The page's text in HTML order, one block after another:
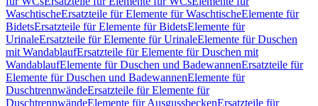
WaschtischeErsatzteile für Elemente für WaschtischeElemente für
BidetsErsatzteile für Elemente für BidetsElemente für
UrinaleErsatzteile für Elemente für UrinaleElemente für Duschen
mit WandablaufErsatzteile für Elemente für Duschen mit
WandablaufElemente für Duschen und BadewannenErsatzteile für
Elemente für Duschen und BadewannenElemente für
DuschtrennwändeErsatzteile für Elemente für
DuschtrennwändeElemente für AusgussbeckenErsatzteile für